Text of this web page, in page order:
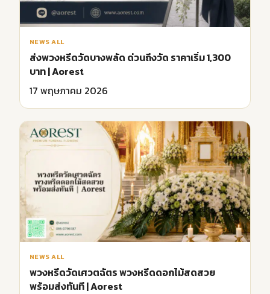
NEWS ALL
ส่งพวงหรีดวัดบางพลัด ด่วนถึงวัด ราคาเริ่ม 1,300
บาท | Aorest
17 พฤษภาคม 2026
NEWS ALL
พวงหรีดวัดเศวตฉัตร พวงหรีดดอกไม้สดสวย
พร้อมส่งทันที | Aorest